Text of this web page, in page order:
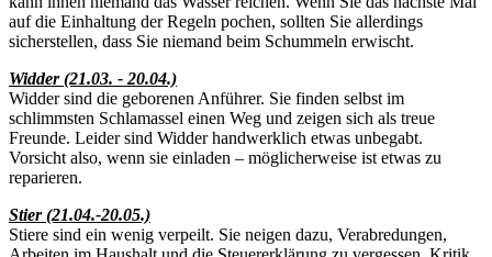
auf die Einhaltung der Regeln pochen, sollten Sie allerdings
sicherstellen, dass Sie niemand beim Schummeln erwischt.
Widder (21.03. - 20.04.)
Widder sind die geborenen Anführer. Sie finden selbst im
schlimmsten Schlamassel einen Weg und zeigen sich als treue
Freunde. Leider sind Widder handwerklich etwas unbegabt.
Vorsicht also, wenn sie einladen – möglicherweise ist etwas zu
reparieren.
Stier (21.04.-20.05.)
Stiere sind ein wenig verpeilt. Sie neigen dazu, Verabredungen,